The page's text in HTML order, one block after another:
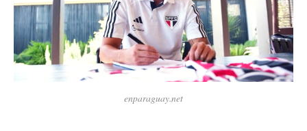
enparaguay.net